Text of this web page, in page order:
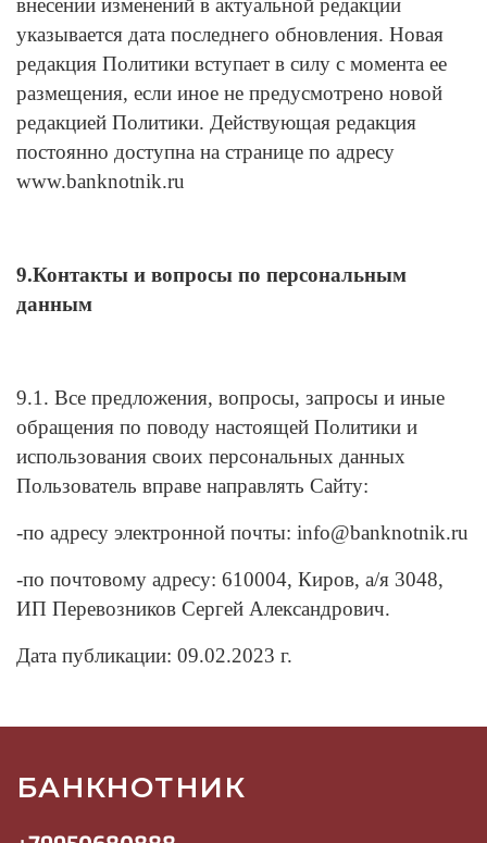
внесении изменений в актуальной редакции
указывается дата последнего обновления. Новая
редакция Политики вступает в силу с момента ее
размещения, если иное не предусмотрено новой
редакцией Политики. Действующая редакция
постоянно доступна на странице по адресу
www.banknotnik.ru
9.Контакты и вопросы по персональным
данным
9.1. Все предложения, вопросы, запросы и иные
обращения по поводу настоящей Политики и
использования своих персональных данных
Пользователь вправе направлять Сайту:
-по адресу электронной почты: info@banknotnik.ru
-по почтовому адресу: 610004, Киров, а/я 3048,
ИП Перевозников Сергей Александрович.
Дата публикации: 09.02.2023 г.
БАНКНОТНИК